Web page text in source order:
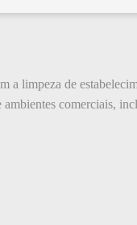
a limpeza de
comerciais,